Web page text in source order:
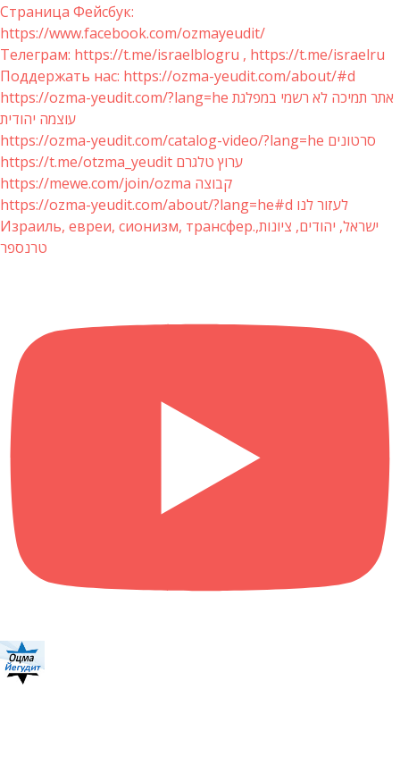
Страница Фейсбук:
https://www.facebook.com/ozmayeudit/
Телеграм: https://t.me/israelblogru , https://t.me/israelru
Поддержать нас: https://ozma-yeudit.com/about/#d
https://ozma-yeudit.com/?lang=he אתר תמיכה לא רשמי במפלגת
עוצמה יהודית
https://ozma-yeudit.com/catalog-video/?lang=he סרטונים
https://t.me/otzma_yeudit ערוץ טלגרם
https://mewe.com/join/ozma קבוצה
https://ozma-yeudit.com/about/?lang=he#d לעזור לנו
Израиль, евреи, сионизм, трансфер.ישראל, יהודים, ציונות,
טרנספר